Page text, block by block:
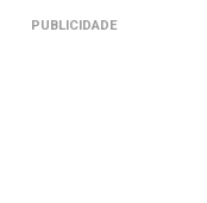
PUBLICIDADE